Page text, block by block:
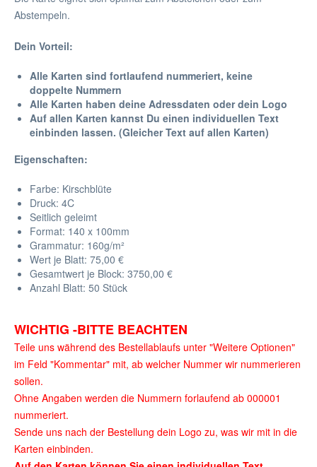
Abstempeln.
Dein Vorteil:
Alle Karten sind fortlaufend nummeriert, keine
doppelte Nummern
Alle Karten haben deine Adressdaten oder dein Logo
Auf allen Karten kannst Du einen individuellen Text
einbinden lassen. (Gleicher Text auf allen Karten)
Eigenschaften:
Farbe: Kirschblüte
Druck: 4C
Seitlich geleimt
Format: 140 x 100mm
Grammatur: 160g/m²
Wert je Blatt: 75,00 €
Gesamtwert je Block: 3750,00 €
Anzahl Blatt: 50 Stück
WICHTIG -BITTE BEACHTEN
Teile uns während des Bestellablaufs unter "Weitere Optionen"
im Feld "Kommentar" mit, ab welcher Nummer wir nummerieren
sollen.
Ohne Angaben werden die Nummern forlaufend ab 000001
nummeriert.
Sende uns nach der Bestellung dein Logo zu, was wir mit in die
Karten einbinden.